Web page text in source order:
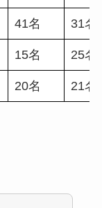
41名 31名
15名 25名
20名
21名